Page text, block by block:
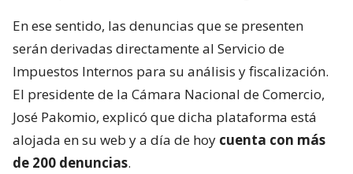
En ese sentido, las denuncias que se presenten
serán derivadas directamente al Servicio de
Impuestos Internos para su análisis y fiscalización.
El presidente de la Cámara Nacional de Comercio,
José Pakomio, explicó que dicha plataforma está
alojada en su web y a día de hoy cuenta con más
de 200 denuncias.